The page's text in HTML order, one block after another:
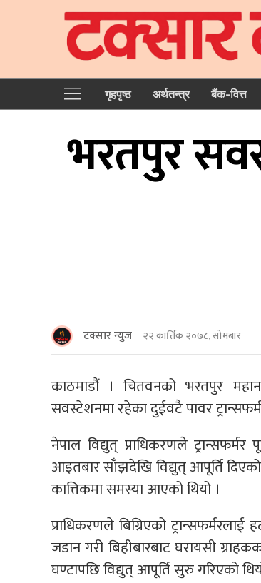
गृहपृष्‍ठ अर्थतन्त्र बैंक-वित्त
भरतपुर
टक्सार न्युज २२ कार्तिक २०७८, सोमबार
काठमाडौं । चितवनको भरतपुर
सवस्टेशनमा रहेका दुईवटै पावर
नेपाल विद्युत् प्राधिकरणले
आइतबार साँझदेखि विद्युत् आपूर्ति
कात्तिकमा समस्या आएको थियो ।
प्राधिकरणले बिग्रिएको
जडान गरी बिहीबारबाट घरायसी
घण्टापछि विद्युत् आपूर्ति सुरु गरिएको